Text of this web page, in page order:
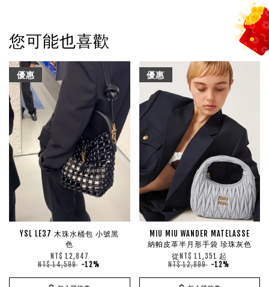
您可能也喜歡
優惠
YSL LE37 木珠水桶包 小號黑
色
NT$ 12,847
NT$ 14,599 -12%
優惠
MIU MIU WANDER MATELASSE
納帕皮革半月形手袋 珍珠灰色
從 NT$ 11,351 起
NT$ 12,899 -12%